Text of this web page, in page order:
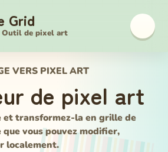
Grid
Outil de pixel art
VERS PIXEL ART
de pixel art
et transformez-la en grille de
vous pouvez modifier,
localement.